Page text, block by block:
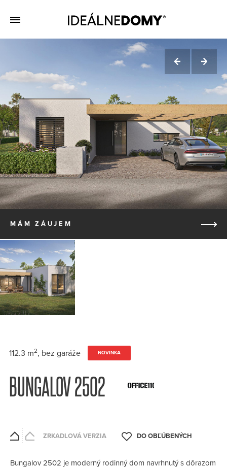
MÁM ZÁUJEM
112.3 m2, bez garáže NOVINKA
BUNGALOV 2502
ZRKADLOVÁ VERZIA
Bungalov 2502 je moderný rodinný dom navrhnutý s dôrazom